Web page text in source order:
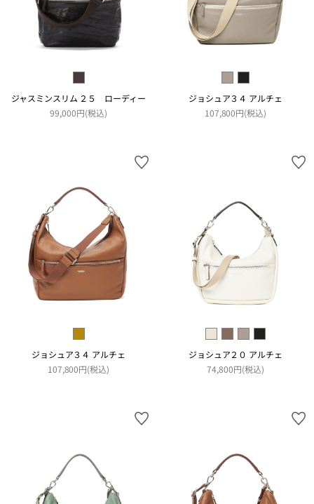
ジャスミンスリム ２５ ローディー
99,000円(税込)
ジョシュア３４ アルチェ
107,800円(税込)
ジョシュア３４ アルチェ
107,800円(税込)
ジョシュア２０ アルチェ
74,800円(税込)